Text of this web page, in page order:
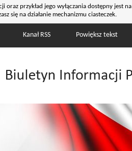
oraz przykład jego wyłączania dostępny jest na
się na działanie mechanizmu ciasteczek.
Kanał RSS Powiększ tekst